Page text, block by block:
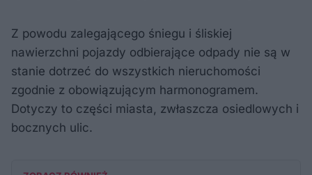
Z powodu zalegającego śniegu i śliskiej
nawierzchni pojazdy odbierające odpady nie są w
stanie dotrzeć do wszystkich nieruchomości
zgodnie z obowiązującym harmonogramem.
Dotyczy to części miasta, zwłaszcza osiedlowych i
bocznych ulic.